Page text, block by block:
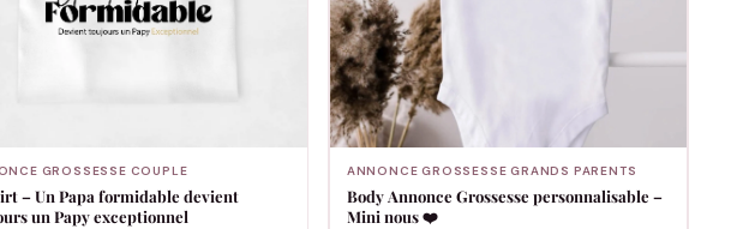
GROSSESSE COUPLE
– Un Papa formidable devient
un Papy exceptionnel
ANNONCE GROSSESSE GRANDS PARENTS
Body Annonce Grossesse personnalisable –
Mini nous ❤️